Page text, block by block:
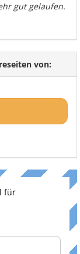
gut gelaufen.
von:
für